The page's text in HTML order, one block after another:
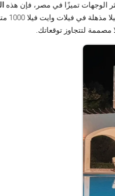
الوجهات تميزًا في مصر، فإن هذه
مصممة لتتجاوز توقعاتك.